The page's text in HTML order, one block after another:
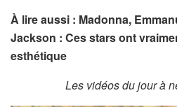
À lire aussi : Madonna,
Jackson : Ces stars ont
esthétique
Les vidéos du jour à